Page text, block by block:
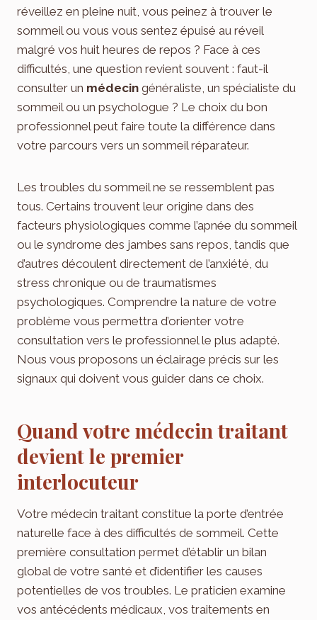
réveillez en pleine nuit, vous peinez à trouver le
sommeil ou vous vous sentez épuisé au réveil
malgré vos huit heures de repos ? Face à ces
difficultés, une question revient souvent : faut-il
consulter un médecin généraliste, un spécialiste du
sommeil ou un psychologue ? Le choix du bon
professionnel peut faire toute la différence dans
votre parcours vers un sommeil réparateur.
Les troubles du sommeil ne se ressemblent pas
tous. Certains trouvent leur origine dans des
facteurs physiologiques comme l’apnée du sommeil
ou le syndrome des jambes sans repos, tandis que
d’autres découlent directement de l’anxiété, du
stress chronique ou de traumatismes
psychologiques. Comprendre la nature de votre
problème vous permettra d’orienter votre
consultation vers le professionnel le plus adapté.
Nous vous proposons un éclairage précis sur les
signaux qui doivent vous guider dans ce choix.
Quand votre médecin traitant
devient le premier
interlocuteur
Votre médecin traitant constitue la porte d’entrée
naturelle face à des difficultés de sommeil. Cette
première consultation permet d’établir un bilan
global de votre santé et d’identifier les causes
potentielles de vos troubles. Le praticien examine
vos antécédents médicaux, vos traitements en